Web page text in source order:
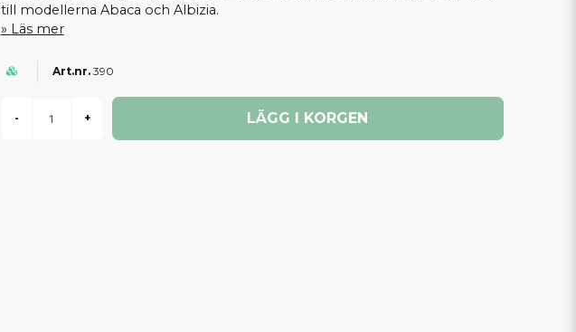
till modellerna Abaca och Albizia.
Läs mer
390
- + LÄGG I KORGEN